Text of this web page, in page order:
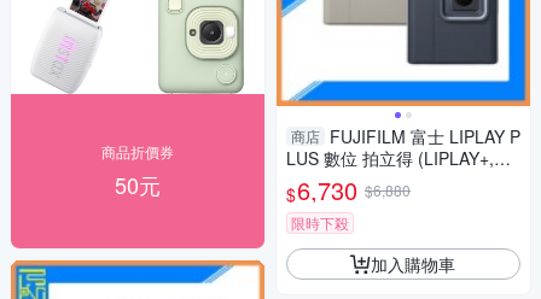
商品折價券
50元
商店 FUJIFILM 富士 LIPLAY P
LUS 數位 拍立得 (LIPLAY+,公
司貨)
$6,730 $6,880
限時下殺
加入購物車